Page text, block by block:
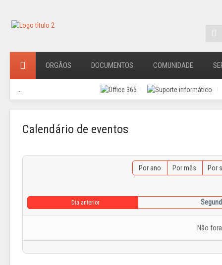
ORGÃOS DOCUMENTOS COMUNIDADE
Calendário de eventos
Por ano Por mês Por
Dia anterior
Não